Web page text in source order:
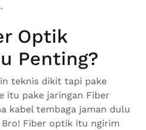
Optik
Penting?
teknis dikit tapi pake
itu pake jaringan Fiber
kabel tembaga jaman dulu
Bro! Fiber optik itu ngirim